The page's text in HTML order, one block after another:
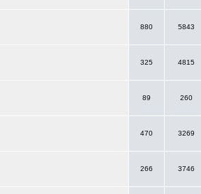
880 5843
325 4815
89 260
470 3269
266 3746